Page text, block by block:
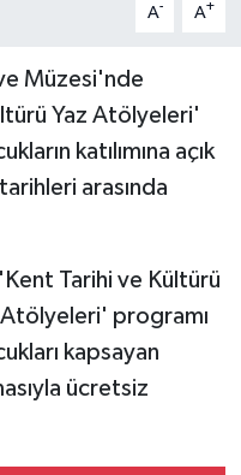
A- A+
Müzesi'nde
Yaz Atölyeleri'
katılımına açık
arasında
Tarihi ve Kültürü
programı
kapsayan
ücretsiz